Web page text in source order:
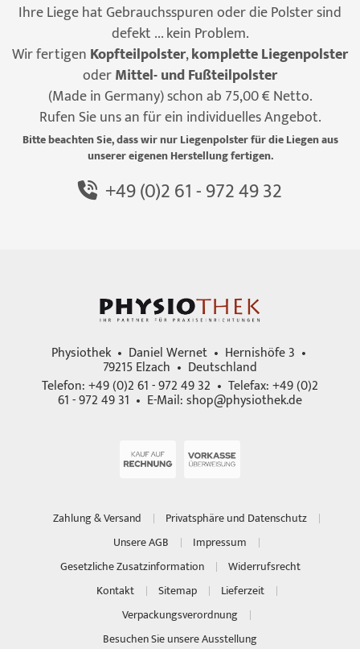
Ihre Liege hat Gebrauchsspuren oder die Polster sind
defekt ... kein Problem.
Wir fertigen Kopfteilpolster,komplette Liegenpolster
oderMittel- und Fußteilpolster
(Made in Germany) schon ab 75,00 € Netto.
Rufen Sie uns an für ein individuelles Angebot.
Bitte beachten Sie, dass wir nur Liegenpolster für die Liegen aus
unserer eigenen Herstellung fertigen.
+49 (0)2 61 - 972 49 32
Physiothek • Daniel Wernet • Hernishöfe 3 •
79215 Elzach • Deutschland
Telefon: +49 (0)2 61 - 972 49 32 • Telefax: +49 (0)2
61 - 972 49 31 • E-Mail:shop@physiothek.de
Zahlung & Versand
Privatsphäre und Datenschutz
Unsere AGB
Impressum
Gesetzliche Zusatzinformation
Widerrufsrecht
Kontakt
Sitemap
Lieferzeit
Verpackungsverordnung
Besuchen Sie unsere Ausstellung